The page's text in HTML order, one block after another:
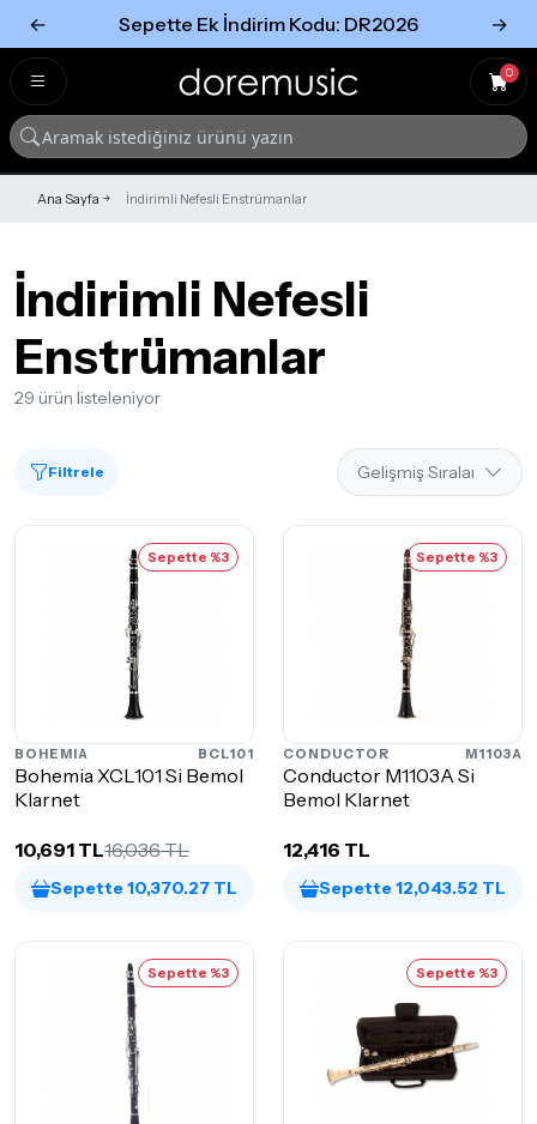
← Sepette Ek İndirim Kodu: DR2026 →
0
Ana Sayfa İndirimli Nefesli Enstrümanlar
İndirimli Nefesli
Enstrümanlar
29 ürün listeleniyor
Filtrele
Sepette %3
BOHEMIA BCL101
Bohemia XCL101 Si Bemol
Klarnet
10,691 TL16,036 TL
Sepette 10,370.27 TL
Sepette %3
CONDUCTOR M1103A
Conductor M1103A Si
Bemol Klarnet
12,416 TL
Sepette 12,043.52 TL
Sepette %3 Sepette %3
Tümünü Gör
Tümünü gör